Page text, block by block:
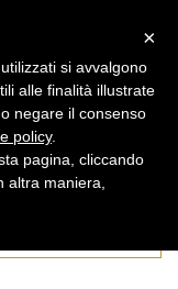
×
si avvalgono
alle finalità illustrate
negare il consenso
policy.
pagina, cliccando
altra maniera,